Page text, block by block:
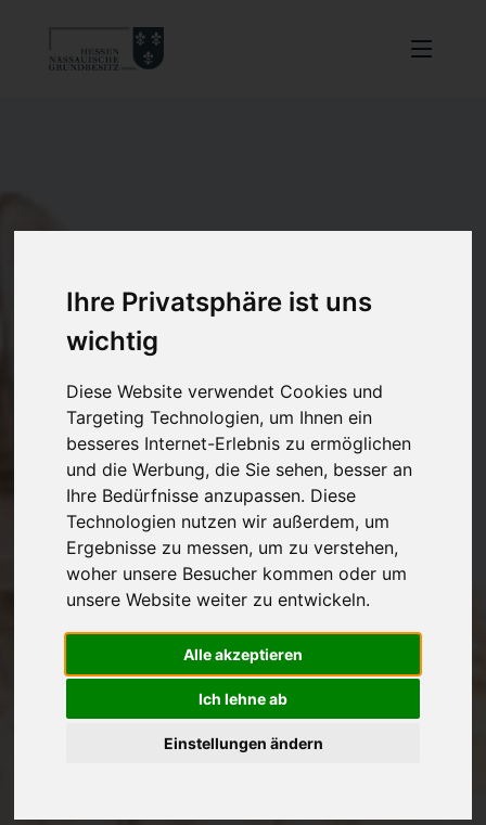
Ihre Privatsphäre ist uns
wichtig
Diese Website verwendet Cookies und
Targeting Technologien, um Ihnen ein
besseres Internet-Erlebnis zu ermöglichen
und die Werbung, die Sie sehen, besser an
Ihre Bedürfnisse anzupassen. Diese
Technologien nutzen wir außerdem, um
Ergebnisse zu messen, um zu verstehen,
woher unsere Besucher kommen oder um
unsere Website weiter zu entwickeln.
Alle akzeptieren
Ich lehne ab
Einstellungen ändern